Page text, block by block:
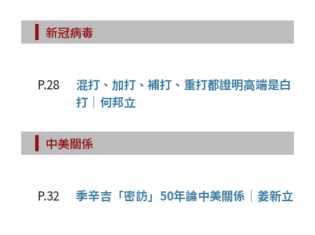
新冠病毒
P.28
混打、加打、補打、重打都證明高端是白
打│何邦立
中美關係
P.32 季辛吉「密訪」50年論中美關係│姜新立